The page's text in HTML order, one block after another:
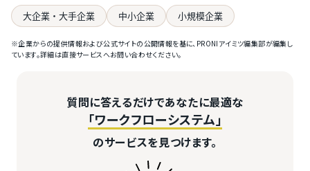
大企業・大手企業 中小企業 小規模企業
※企業からの提供情報および公式サイトの公開情報を基に、PRONIアイミツ編集部が編集し
ています。詳細は直接サービスへお問い合わせください。
質問に答えるだけであなたに最適な
「ワークフローシステム」
のサービスを見つけます。